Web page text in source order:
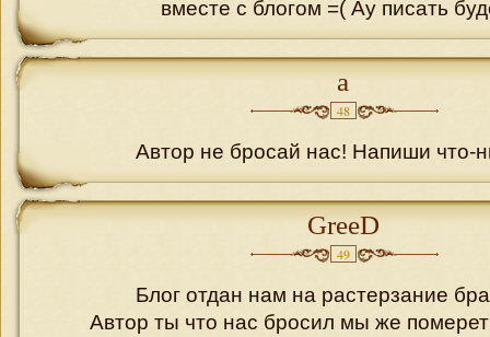
вместе с блогом =( Ау писать
a
48
Автор не бросай нас! Напиши что-
GreeD
49
Блог отдан нам на растерзание
Автор ты что нас бросил мы же